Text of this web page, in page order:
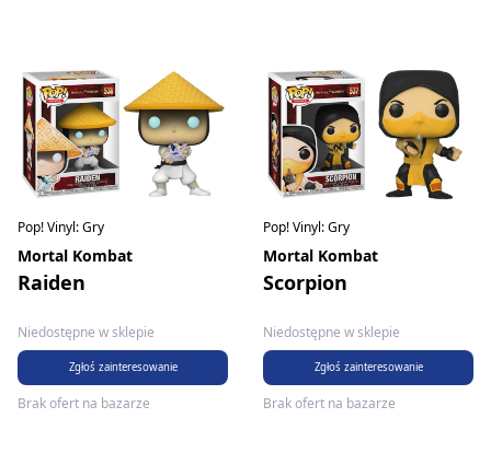
Pop! Vinyl: Gry
Mortal Kombat
Raiden
Niedostępne w sklepie
Zgłoś zainteresowanie
Brak ofert na bazarze
Pop! Vinyl: Gry
Mortal Kombat
Scorpion
Niedostępne w sklepie
Zgłoś zainteresowanie
Brak ofert na bazarze